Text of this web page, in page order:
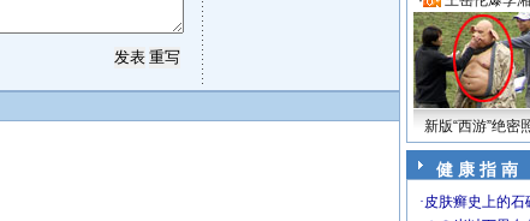
新版“西游”绝密
健 康 指 南